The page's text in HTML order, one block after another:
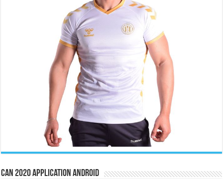
CAN 2020 Application Android